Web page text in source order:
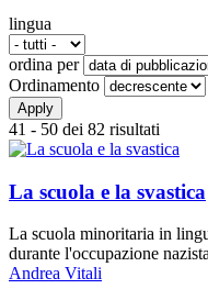
lingua
ordina per
Ordinamento
41 - 50 dei 82 risultati
La scuola e la svastica
La scuola minoritaria in
durante l'occupazione
Andrea Vitali